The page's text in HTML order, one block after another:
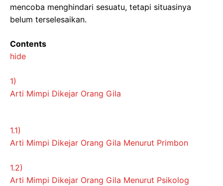
mencoba menghindari sesuatu, tetapi situasinya
belum terselesaikan.
Contents
hide
1)
Arti Mimpi Dikejar Orang Gila
1.1)
Arti Mimpi Dikejar Orang Gila Menurut Primbon
1.2)
Arti Mimpi Dikejar Orang Gila Menurut Psikolog